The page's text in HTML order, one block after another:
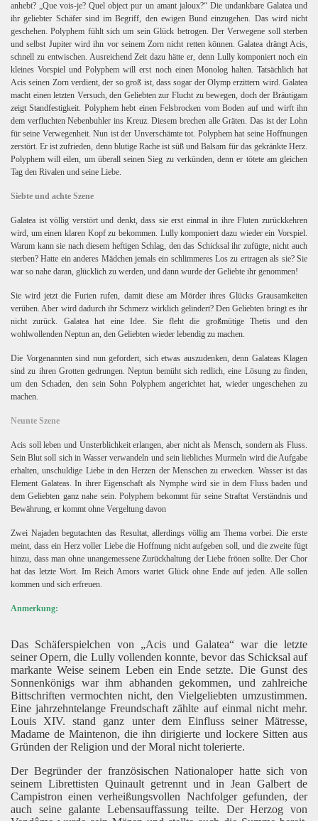
anhebt?„Que vois-je? Quel object pur un amant jaloux?“ Die undankbare Galatea und
ihr geliebter Schäfer sind im Begriff, den ewigen Bund einzugehen. Das wird nicht
geschehen. Polyphem fühlt sich um sein Glück betrogen. Der Verwegene soll sterben
und selbst Jupiter wird ihn vor seinem Zorn nicht retten können. Galatea drängt Acis,
schnell zu entwischen. Ausreichend Zeit dazu hätte er, denn Lully komponiert noch ein
kleines Vorspiel und Polyphem will erst noch einen Monolog halten. Tatsächlich hat
Acis seinen Zorn verdient, der so groß ist, dass sogar der Olymp erzittern wird. Galatea
macht einen letzten Versuch, den Geliebten zur Flucht zu bewegen, doch der Bräutigam
zeigt Standfestigkeit. Polyphem hebt einen Felsbrocken vom Boden auf und wirft ihn
dem verfluchten Nebenbuhler ins Kreuz. Diesem brechen alle Gräten. Das ist der Lohn
für seine Verwegenheit. Nun ist der Unverschämte tot. Polyphem hat seine Hoffnungen
zerstört. Er ist zufrieden, denn blutige Rache ist süß und Balsam für das gekränkte Herz.
Polyphem will eilen, um überall seinen Sieg zu verkünden, denn er tötete am gleichen
Tag den Rivalen und seine Liebe.
Siebte und achte Szene
Galatea ist völlig verstört und denkt, dass sie erst einmal in ihre Fluten zurückkehren
wird, um einen klaren Kopf zu bekommen. Lully komponiert dazu wieder ein Vorspiel.
Warum kann sie nach diesem heftigen Schlag, den das Schicksal ihr zufügte, nicht auch
sterben? Hatte ein anderes Mädchen jemals ein schlimmeres Los zu ertragen als sie? Sie
war so nahe daran, glücklich zu werden, und dann wurde der Geliebte ihr genommen!
Sie wird jetzt die Furien rufen, damit diese am Mörder ihres Glücks Grausamkeiten
verüben. Aber wird dadurch ihr Schmerz wirklich gelindert? Den Geliebten bringt es ihr
nicht zurück. Galatea hat eine Idee. Sie fleht die großmütige Thetis und den
wohlwollenden Neptun an, den Geliebten wieder lebendig zu machen.
Die Vorgenannten sind nun gefordert, sich etwas auszudenken, denn Galateas Klagen
sind zu ihren Grotten gedrungen. Neptun bemüht sich redlich, eine Lösung zu finden,
um den Schaden, den sein Sohn Polyphem angerichtet hat, wieder ungeschehen zu
machen.
Neunte Szene
Acis soll leben und Unsterblichkeit erlangen, aber nicht als Mensch, sondern als Fluss.
Sein Blut soll sich in Wasser verwandeln und sein liebliches Murmeln wird die Aufgabe
erhalten, unschuldige Liebe in den Herzen der Menschen zu erwecken. Wasser ist das
Element Galateas. In ihrer Eigenschaft als Nymphe wird sie in dem Fluss baden und
dem Geliebten ganz nahe sein. Polyphem bekommt für seine Straftat Verständnis und
Bewährung, er kommt ohne Vergeltung davon
Zwei Najaden begutachten das Resultat, allerdings völlig am Thema vorbei. Die erste
meint, dass ein Herz voller Liebe die Hoffnung nicht aufgeben soll, und die zweite fügt
hinzu, dass man ohne unangemessene Zurückhaltung der Liebe frönen sollte. Der Chor
hat das letzte Wort. Im Reich Amors wartet Glück ohne Ende auf jeden. Alle sollen
kommen und sich erfreuen.
Anmerkung:
Das Schäferspielchen von „Acis und Galatea“ war die letzte
seiner Opern, die Lully vollenden konnte, bevor das Schicksal auf
markante Weise seinem Leben ein Ende setzte. Die Gunst des
Sonnenkönigs war ihm abhanden gekommen, und zahlreiche
Bittschriften vermochten nicht, den Vielgeliebten umzustimmen.
Eine jahrzehntelange Freundschaft zählte auf einmal nicht mehr.
Louis XIV. stand ganz unter dem Einfluss seiner Mätresse,
Madame de Maintenon, die ihn dirigierte und lockere Sitten aus
Gründen der Religion und der Moral nicht tolerierte.
Der Begründer der französischen Nationaloper hatte sich von
seinem Librettisten Quinault getrennt und in Jean Galbert de
Campistron einen verheißungsvollen Nachfolger gefunden, der
auch seine galante Lebensauffassung teilte. Der Herzog von